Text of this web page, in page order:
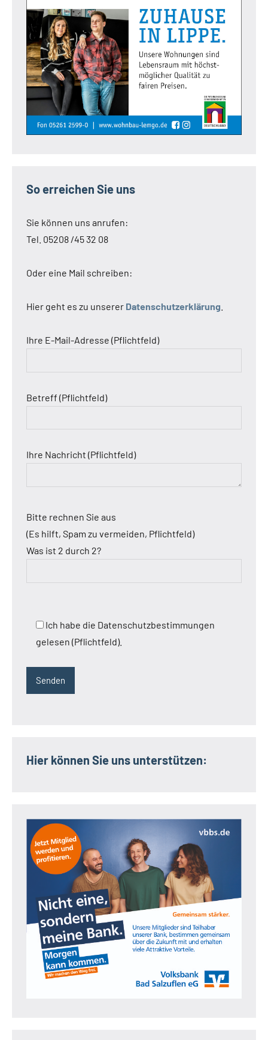
So erreichen Sie uns
Sie können uns anrufen:
Tel. 05208 /45 32 08
Oder eine Mail schreiben:
Hier geht es zu unserer Datenschutzerklärung
Ihre E-Mail-Adresse (Pflichtfeld)
Betreff (Pflichtfeld)
Ihre Nachricht (Pflichtfeld)
Bitte rechnen Sie aus
(Es hilft, Spam zu vermeiden, Pflichtfeld)
Was ist 2 durch 2?
Ich habe die Datenschutzbestimmungen
gelesen (Pflichtfeld).
Hier können Sie uns unterstützen: